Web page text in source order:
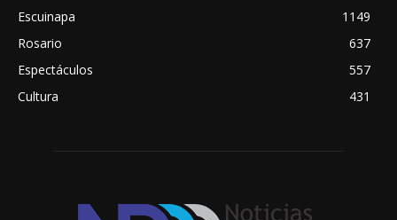
Escuinapa
1149
Rosario
637
Espectáculos
557
Cultura
431